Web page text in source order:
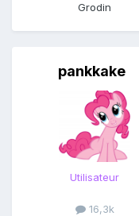
Grodin
pankkake
Utilisateur
16,3k